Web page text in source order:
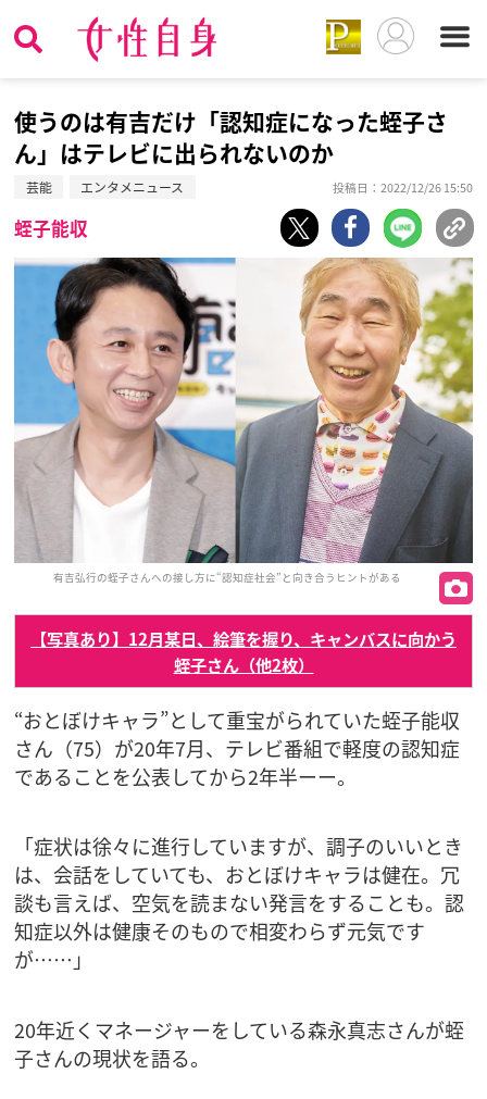
使うのは有吉だけ「認知症になった蛭子さ
ん」はテレビに出られないのか
芸能 エンタメニュース 投稿日：2022/12/26 15:50
蛭子能収
有吉弘行の蛭子さんへの接し方に“認知症社会”と向き合うヒントがある
【写真あり】12月某日、絵筆を握り、キャンバスに向かう
蛭子さん（他2枚）
“おとぼけキャラ”として重宝がられていた蛭子能収
さん（75）が20年7月、テレビ番組で軽度の認知症
であることを公表してから2年半ーー。
「症状は徐々に進行していますが、調子のいいとき
は、会話をしていても、おとぼけキャラは健在。冗
談も言えば、空気を読まない発言をすることも。認
知症以外は健康そのもので相変わらず元気です
が……」
20年近くマネージャーをしている森永真志さんが蛭
子さんの現状を語る。